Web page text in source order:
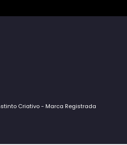
Criativo - Marca Registrada